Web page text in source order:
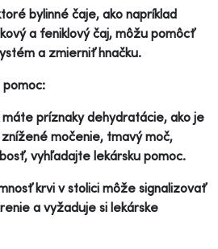
bylinné čaje, ako napríklad
a feniklový čaj, môžu pomôcť
a zmierniť hnačku.
pomoc:
príznaky dehydratácie, ako je
močenie, tmavý moč,
vyhľadajte lekársku pomoc.
krvi v stolici môže signalizovať
a vyžaduje si lekárske